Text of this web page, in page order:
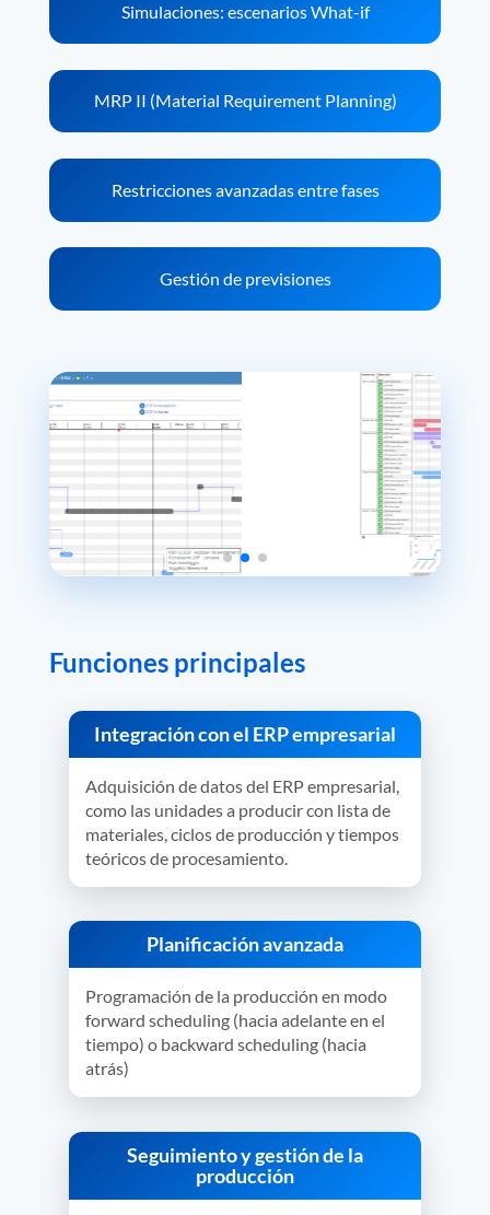
Simulaciones: escenarios What-if
MRP II (Material Requirement Planning)
Restricciones avanzadas entre fases
Gestión de previsiones
Funciones principales
Integración con el ERP empresarial
Adquisición de datos del ERP empresarial,
como las unidades a producir con lista de
materiales, ciclos de producción y tiempos
teóricos de procesamiento.
Planificación avanzada
Programación de la producción en modo
forward scheduling (hacia adelante en el
tiempo) o backward scheduling (hacia
atrás)
Seguimiento y gestión de la
producción